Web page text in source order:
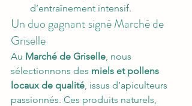
d’entraînement intensif.
Un duo gagnant signé Marché de
Griselle
Au Marché de Griselle, nous
sélectionnons des miels et pollens
locaux de qualité, issus d’apiculteurs
passionnés. Ces produits naturels,